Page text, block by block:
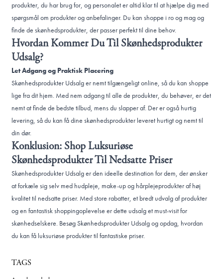
TAGS
produkter, du har brug for, og personalet er altid klar til at hjælpe dig med
spørgsmål om produkter og anbefalinger. Du kan shoppe i ro og mag og
finde de skønhedsprodukter, der passer perfekt til dine behov.
Hvordan Kommer Du Til Skønhedsprodukter
Udsalg?
Let Adgang og Praktisk Placering
Skønhedsprodukter Udsalg er nemt tilgængeligt online, så du kan shoppe
lige fra dit hjem. Med nem adgang til alle de produkter, du behøver, er det
nemt at finde de bedste tilbud, mens du slapper af. Der er også hurtig
levering, så du kan få dine skønhedsprodukter leveret hurtigt og nemt til
din dør.
Konklusion: Shop Luksuriøse
Skønhedsprodukter Til Nedsatte Priser
Skønhedsprodukter Udsalg er den ideelle destination for dem, der ønsker
at forkæle sig selv med hudpleje, make-up og hårplejeprodukter af høj
kvalitet til nedsatte priser. Med store rabatter, et bredt udvalg af produkter
og en fantastisk shoppingoplevelse er dette udsalg et must-visit for
skønhedselskere. Besøg Skønhedsprodukter Udsalg og opdag, hvordan
du kan få luksuriøse produkter til fantastiske priser.